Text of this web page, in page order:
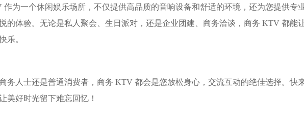
作为一个休闲娱乐场所，不仅提供高品质的音响设备和舒适的环境，还为您提供专
的体验。无论是私人聚会、生日派对，还是企业团建、商务洽谈，商务 KTV 都能
乐。
务人士还是普通消费者，商务 KTV 都会是您放松身心，交流互动的绝佳选择。快
美好时光留下难忘回忆！